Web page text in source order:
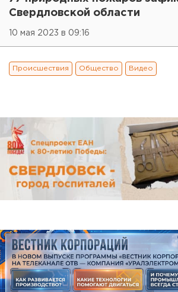
Свердловской области
10 мая 2023 в 09:16
Происшествия Общество Видео